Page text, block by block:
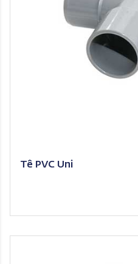
Tê PVC Uni